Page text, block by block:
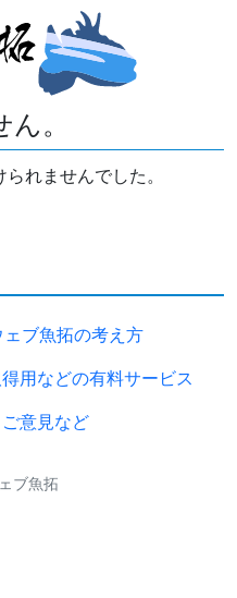
。
れませんでした。
ェブ魚拓の考え方
用などの有料サービス
ご意見など
ブ魚拓